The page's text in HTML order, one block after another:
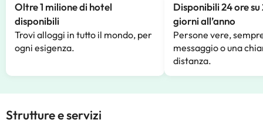
Oltre 1 milione di hotel
disponibili
Trovi alloggi in tutto il mondo, per
ogni esigenza.
Disponibili 24 ore su
giorni all’anno
Persone vere,
messaggio o una
distanza.
Strutture e servizi